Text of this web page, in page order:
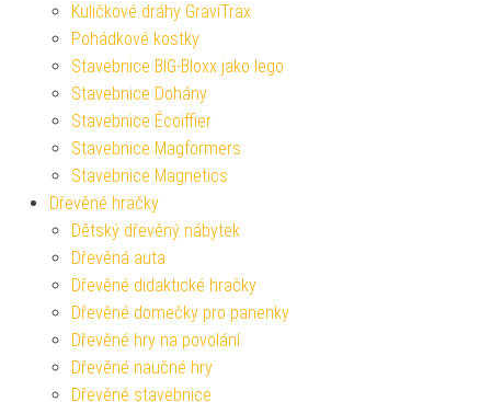
Kuličkové dráhy GraviTrax
Pohádkové kostky
Stavebnice BIG-Bloxx jako lego
Stavebnice Dohány
Stavebnice Écoiffier
Stavebnice Magformers
Stavebnice Magnetics
Dřevěné hračky
Dětský dřevěný nábytek
Dřevěná auta
Dřevěné didaktické hračky
Dřevěné domečky pro panenky
Dřevěné hry na povolání
Dřevěné naučné hry
Dřevěné stavebnice